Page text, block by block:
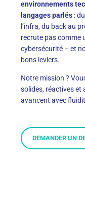
environnements
langages parlés :
l’infra, du back au
recrute pas comme
cybersécurité – et
bons leviers.
Notre mission ?
solides, réactives et
avancent avec
DEMANDER UN